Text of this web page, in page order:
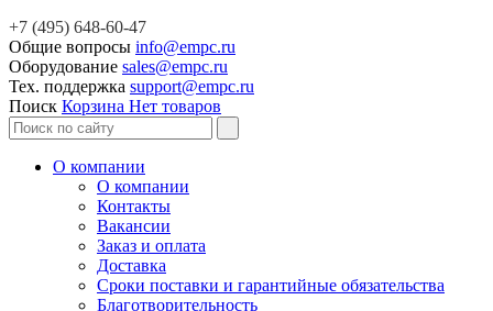
+7 (495) 648-60-47
Общие вопросы info@empc.ru
Оборудование sales@empc.ru
Тех. поддержка support@empc.ru
Поиск Корзина Нет товаров
О компании
О компании
Контакты
Вакансии
Заказ и оплата
Доставка
Сроки поставки и гарантийные обязательства
Благотворительность